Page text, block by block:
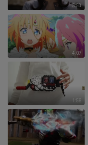
5:53
4:07
1:58